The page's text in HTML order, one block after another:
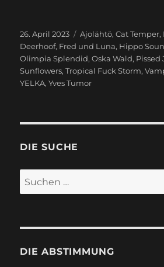
Veröffentlicht
am
26. April 2023 Schlagwörter
Ajolähtö,Cat Temper,
Deerhoof, Fred und Luna, Hippo
Olimpia Splendid,Oska Wald, Pissed
Sunflowers,Tropical Fuck Storm,
YELKA,Yves Tumor
DIE SUCHE
Suchen
nach:
DIE ABSTIMMUNG